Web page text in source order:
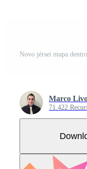
Novo jérsei mapa
Marco
71.422